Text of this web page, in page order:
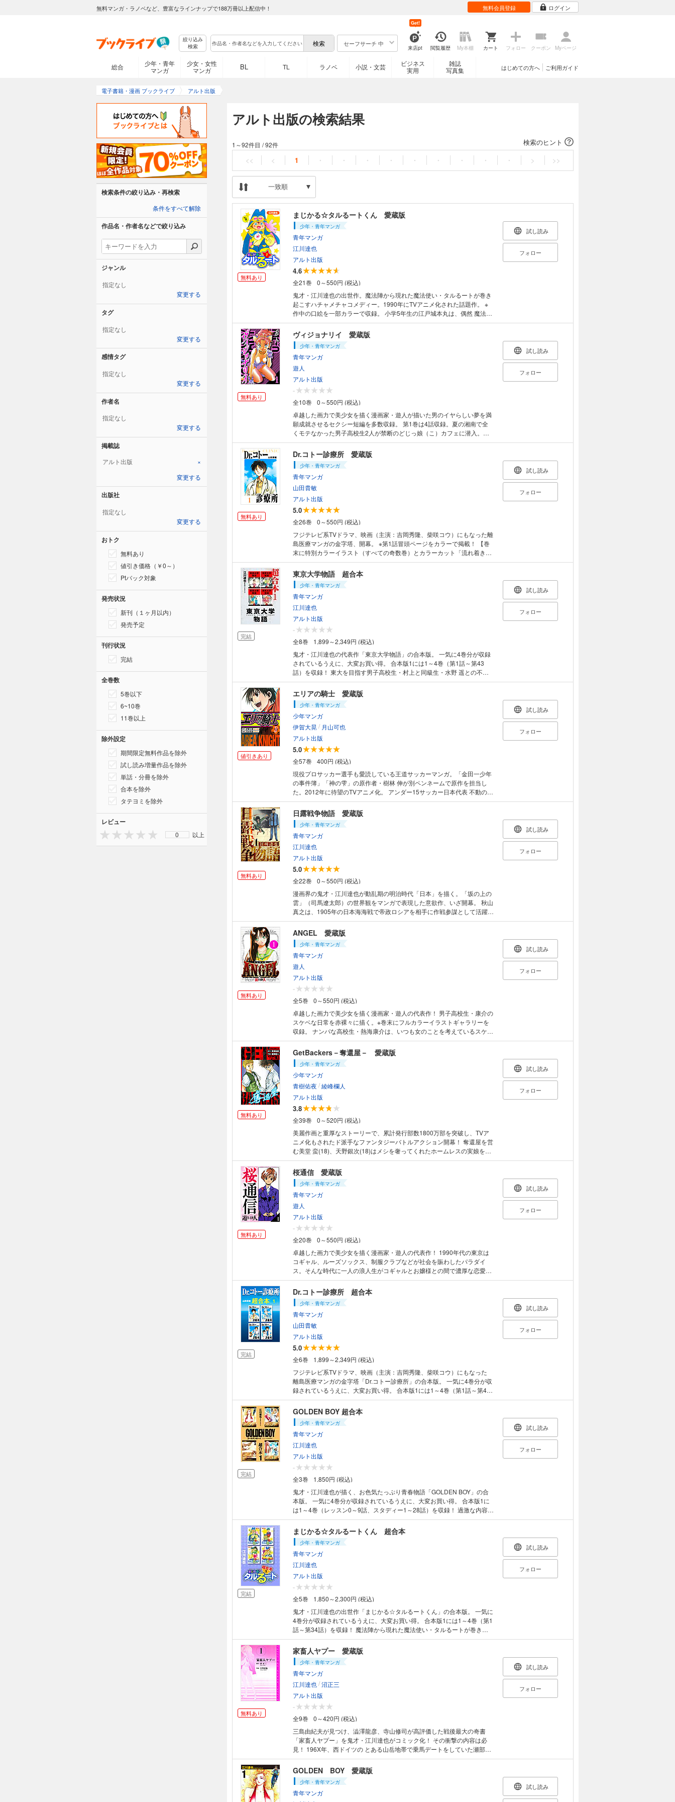
無料マンガ・ラノベなど、豊富なラインナップで188万冊以上配信中！ 無料会員登録 ログイン
絞り込み
検索
セーフサーチ 中
来店pt
Get!
閲覧履歴 My本棚 カート フォロー クーポン Myページ
総合
少年・青年
マンガ
少女・女性
マンガ
BL TL ラノベ 小説・文芸
ビジネス
実用
雑誌
写真集
ご利用ガイド
はじめての方へ
電子書籍・漫画 ブックライブ アルト出版
アルト出版の検索結果
検索のヒント
1～92件目 /92件
<< < 1 ・ ・ ・ ・ ・ ・ ・ ・ ・ > >>
一致順
無料あり
まじかる☆タルるートくん 愛蔵版
少年・青年マンガ
青年マンガ
江川達也
アルト出版
4.6
全21巻
0～550円 (税込)
鬼才・江川達也の出世作。魔法陣から現れた魔法使い・タルるートが巻き
起こすハチャメチャコメディー。1990年にTVアニメ化された話題作。 ※
作中の口絵を一部カラーで収録。 小学5年生の江戸城本丸は、偶然 魔法陣
から魔法使い・タルるートを召喚してしまう。だが、タルるートの魔法は
中途半端なモノばかりで、制御不能になることが多い。初回も、物に魂を
吹き込む「まじっくん」で怪獣に意思を持たせ、危うく殺されかけてしま
う。果たして、本丸は有意義な小学生ライフを送ることができるのか？ ※
巻頭に小学2年生時の本丸とタルるートを描く特別読切を収録。 ＜目次＞
第1巻 特別読切 タルるート登場の巻 第1話 大魔法使いがやってきた！
の巻 第2話 生命（いのち）の魔法まじっくんの巻 第3話 ひとりぼっち
第6話 ままのおっぱいの巻 第7話 いいことするときもちいい!?の巻 タ
ルるートくん制作秘話 初出：週刊少年ジャンプ（集英社）1988～1989年
試し読み
フォロー
無料あり
ヴィジョナリイ 愛蔵版
少年・青年マンガ
青年マンガ
遊人
アルト出版
-
全10巻
0～550円 (税込)
卓越した画力で美少女を描く漫画家・遊人が描いた男のイヤらしい夢を満
願成就させるセクシー短編を多数収録。 第1巻は4話収録。夏の湘南で全
くモテなかった男子高校生2人が禁断のどじっ娘（こ）カフェに潜入。女
子高生やブルマ少女に癒してもらえる…かも!? ※その他、遊人の初期短編5
本も併録。 ＜目次＞第1巻 抜かずの1発 どじっ娘（こ）カフェ 抜かずの
2発 マラマラエイリアン 抜かずの3発 三匹のコギャル 抜かずの4発 わ
れなべにとじぶた 異色ショート 再会（ツァイ チェン） ホラー傑作ショ
ート 冷たいのがお好き 熱き青春ストーリー ぶちこみ完二 スペルマ
ン TARGET１ 赤川理恵 本格感動ドラマ エックス 原版：シュベール
出版 1994年7/9発売
試し読み
フォロー
無料あり
Dr.コトー診療所 愛蔵版
少年・青年マンガ
青年マンガ
山田貴敏
アルト出版
5.0
全26巻
0～550円 (税込)
フジテレビ系TVドラマ、映画（主演：吉岡秀隆、柴咲コウ）にもなった離
島医療マンガの金字塔、開幕。 ※第1話冒頭ページをカラーで掲載！ 【巻
末に特別カラーイラスト（すべての奇数巻）とカラーカット「流れ着きし
モノ」（全巻）も収録】 東京の有名大学病院に勤務していた優秀な外科
医・五島健助（通称・Dr.コトー）は、医療ミスの責任を取って、無医村状
態にある離島・古志木島にやってきた。そこの診療所では、医療設備が乏
しく、本格的な治療や手術はできず、船で6時間かけて本土の病院に送る
ことしかできなかった。そんな時、村の少年が急性の虫垂炎（盲腸）にか
かってしまった！ はたして、コトーはそのまま何もせず本土に輸送するの
か？ それとも…。 ＜目次＞第1巻 KARTE.1「Dr.コトー、島に着く。」
業する。」 KARTE.4「Dr.コトー、土下座する。」 KARTE.5「Dr.コトー、
腕をふるう。」 KARTE.6「Dr.コトー、モテる。」 KARTE.7「Dr.コトー、
仕切る。」 KARTE.8「Dr.コトー、ダレまくる。」 KARTE.9「Dr.コトー、
早トチる。」 KARTE.10「Dr.コトー、決断する。」 初出：週刊ヤングサ
ンデー（小学館）2000年29～39号
試し読み
フォロー
完結
東京大学物語 超合本
少年・青年マンガ
青年マンガ
江川達也
アルト出版
-
全8巻
1,899～2,349円 (税込)
鬼才・江川達也の代表作「東京大学物語」の合本版。 一気に4巻分が収録
されているうえに、大変お買い得。 合本版1には1～4巻（第1話～第43
話）を収録！ 東大を目指す男子高校生・村上と同級生・水野 遥との不器
用な恋愛ストーリー。 1994年テレビ朝日系にてドラマ化（主演：稲垣吾
郎、瀬戸朝香）。 ※作中の口絵を一部カラーで収録。 函館向陽高校3年の
村上直樹は、学年一の秀才。 東大入学を目指しているが、ある時、テニス
をしている同級生・水野 遥を見た瞬間、恋に落ちた。 だが、村上の親
友・佐野も遥を狙っていたのだ。 果たして、付き合うのはどっちだ！
試し読み
フォロー
値引きあり
エリアの騎士 愛蔵版
少年・青年マンガ
少年マンガ
伊賀大晃 / 月山可也
アルト出版
5.0
全57巻
400円 (税込)
現役プロサッカー選手も愛読している王道サッカーマンガ。「金田一少年
の事件簿」「神の雫」の原作者・樹林 伸が別ペンネームで原作を担当し
た。2012年に待望のTVアニメ化。 アンダー15サッカー日本代表 不動の
10番、逢沢 傑（すぐる）を兄に持つ1歳年下の弟・駆（かける）は影に隠
れて目立たない存在だった。鎌倉学館中学校2年の駆はサッカー部にこそ
在籍しているが精神的に弱く、選手を辞めマネージャーに専念中。だが、
本当は実力があると確信している主将で兄の傑はベンチ入りを賭けた紅白
試合に敢えてマネージャーの傑をワントップのフォワードで起用するのだ
った。この采配はどう出るか…!? ＜目次＞第1巻 ＃1 兄弟 ＃2 見えない
パスルート ＃3 本気のパス 初出：「週刊少年マガジン」（講談社）
2006年21・22合併号～24号掲載 原書：2006年8/17講談社発行
試し読み
フォロー
無料あり
日露戦争物語 愛蔵版
少年・青年マンガ
青年マンガ
江川達也
アルト出版
5.0
全22巻
0～550円 (税込)
漫画界の鬼才・江川達也が動乱期の明治時代「日本」を描く。「坂の上の
雲」（司馬遼太郎）の世界観をマンガで表現した意欲作、いざ開幕。 秋山
真之は、1905年の日本海海戦で帝政ロシアを相手に作戦参謀として活躍し
た名軍人である。だが、その幼少時代は赤貧にあえいでいた。父が愛媛の
侍であったが明治になり失業。事業もうまくいかずに家計は火の車であっ
た。真之も近所の商人の子弟にいじめられる毎日が続く…。 第一號「サム
ライノ子」 第二號「急ガバ廻レ」 第三號「負ケン気」 第四號「石 垣」
第五號「不思議少年ノボル」第六號「刀ノ時代」 第七號「攘 夷」 第八
號「兄 上」 第九號「ボッチャマ」 第十號「初 戀（はつこひ）」 初
出：「週刊ビッグコミックスピリッツ」（小学館）2001年21・22合併号
試し読み
フォロー
無料あり
ANGEL 愛蔵版
少年・青年マンガ
青年マンガ
遊人
アルト出版
-
全5巻
0～550円 (税込)
卓越した画力で美少女を描く漫画家・遊人の代表作！ 男子高校生・康介の
スケベな日常を赤裸々に描く。※巻末にフルカラーイラストギャラリーを
収録。 ナンパな高校生・熱海康介は、いつも女のことを考えているスケベ
男だった。そこに幼馴染の女子高生・姫乃樹（ひめのぎ）静香が転校して
きた。彼女は12年ぶりに会う康介が好きで再会を楽しみにしている。だ
が、その康介は色欲に染まったただのスケベだった。果たして、この二人
の出会いはどう進むのか…!? ＜目次＞第1巻 VOL.1 再会 VOL.2 誓い
VOL.3 総長（スケバン）の条件 VOL.4 抗争（1） VOL.5 抗争（2）
VOL.6 抗争（3） VOL.7 抗争（4） VOL.8 総長（スケバン）現わる
VOL.9 康介（こうすけ）の逆襲 VOL.10 静香（しずか）vs総長（スケ
バン） VOL.11 体育教師っていいな 初出：「週刊ヤングサンデー」（小
学館）
試し読み
フォロー
無料あり
GetBackers－奪還屋－ 愛蔵版
少年・青年マンガ
少年マンガ
青樹佑夜/綾峰欄人
アルト出版
3.8
全39巻
0～520円 (税込)
美麗作画と重厚なストーリーで、累計発行部数1800万部を突破し、TVア
ニメ化もされたド派手なファンタジーバトルアクション開幕！ 奪還屋を営
む美堂 蛮(18)、天野銀次(18)はメシを奢ってくれたホームレスの実娘を奪
還するためにヤクザの豪邸に忍び込む。特殊能力（蛮は1分間幻を見させ
る邪眼、銀次は電撃）を駆使し娘を探すが、ヤクザと全面対決することに
なり、絶体絶命のピンチに…!? ＜目次＞第1巻 ACT.1 奪還屋（ゲットバ
ッカーズ）登場！（1） ACT.1 奪還屋（ゲットバッカーズ）登場！（2）
ACT.1 奪還屋（ゲットバッカーズ）登場！（3）完 ACT.2 誓いの瞬間
（とき）を奪り還せ！（1） ACT.2 誓いの瞬間（とき）を奪り還せ！
（2） 初出：「週刊少年マガジン」（講談社）1999年17～21号掲載 原
試し読み
フォロー
無料あり
桜通信 愛蔵版
少年・青年マンガ
青年マンガ
遊人
アルト出版
-
全20巻
0～550円 (税込)
卓越した画力で美少女を描く漫画家・遊人の代表作！ 1990年代の東京は
コギャル、ルーズソックス、制服クラブなどが社会を賑わしたパラダイ
ス。そんな時代に一人の浪人生がコギャルとお嬢様との間で濃厚な恋愛劇
を繰り広げる。 静岡県伊豆の高校3年生・因幡冬馬は、東京での楽しい大
学生活を夢見て、東京の大学ばかり受験した。が、あえなく撃沈。受験し
た全大学に落ちた冬馬は東京で予備校生活に始める。だが、慶應大学受験
時に偶然出会ったお嬢様・四葉美咲子（みえこ）に「ボクも慶應生です」
とウソをつき、アプローチするのだった。このウソ 大丈夫？ ＜目次＞第1
巻 第1話 サクセスストーリーの始まり!? 第2話 キミがあんなことをし
た理由 第3話 運命の分かれ道 第4話 新歓コンパ 第5話 初体験 第6話
帰れない二人 第7話 傷心 第8話 約束 第9話 私はあなたの… 第10話
メッセージ13 初出：「週刊ヤングサンデー」（小学館）
試し読み
フォロー
完結
Dr.コトー診療所 超合本
少年・青年マンガ
青年マンガ
山田貴敏
アルト出版
5.0
全6巻
1,899～2,349円 (税込)
フジテレビ系TVドラマ、映画（主演：吉岡秀隆、柴咲コウ）にもなった
離島医療マンガの金字塔「Dr.コトー診療所」の合本版。 一気に4巻分が収
録されているうえに、大変お買い得。 合本版1には1～4巻（第1話～第44
話）を収録！ ※巻末に特別カラーイラスト（すべての奇数巻）とカラーカ
ット「流れ着きしモノ」（全巻収）も収録！ 東京の有名大学病院に勤務し
ていた優秀な外科医・五島健助（通称・Dr.コトー）は、 医療ミスの責任
を取って、無医村状態にある離島・古志木島にやってきた。 そこの診療所
では、医療設備が乏しく、本格的な治療や手術はできず、 船で6時間かけ
て本土の病院に送ることしかできなかった。 そんな時、村の少年が急性の
虫垂炎（盲腸）にかかってしまった！ はたして、コトーはそのまま何もせ
試し読み
フォロー
完結
GOLDEN BOY 超合本
少年・青年マンガ
青年マンガ
江川達也
アルト出版
-
全3巻
1,850円 (税込)
鬼才・江川達也が描く、お色気たっぷり青春物語「GOLDEN BOY」の合
本版。 一気に4巻分が収録されているうえに、大変お買い得。 合本版1に
は1～4巻（レッスン0～9話、スタディー1～28話）を収録！ 過激な内容の
ボーイ・ミーツ・ガールストーリー。 セクシーな描写が多く男性にオスス
メ。 ※作中の口絵を一部カラーで収録。 大江錦太郎(25)は、さすらいのフ
リーター。 だが、その実態は日本最難関の東大法学部の全過程を修得し、
いる意味を見出せなくなったため、自主退学した異端児であった。 愛車
（自転車）に乗って、全国を巡っている錦太郎は、 とあるコンピューター
ソフトメーカーでアルバイトをすることになる。 だが、そこで不注意なミ
スから重要なプログラムを消してしまった。 女王様のようなこわもてでセ
試し読み
フォロー
完結
まじかる☆タルるートくん 超合本
少年・青年マンガ
青年マンガ
江川達也
アルト出版
-
全5巻
1,850～2,300円 (税込)
鬼才・江川達也の出世作「まじかる☆タルるートくん」の合本版。 一気に
4巻分が収録されているうえに、大変お買い得。 合本版1には1～4巻（第1
話～第34話）を収録！ 魔法陣から現れた魔法使い・タルるートが巻き起
こすハチャメチャコメディー。 1990年にTVアニメ化された。 ※作中の口
絵を一部カラーで収録。 小学5年生の江戸城本丸は、偶然 魔法陣から魔法
使い・タルるートを召喚してしまう。 だが、タルるートの魔法は中途半端
なモノばかりで、制御不能になることが多い。 初回も、物に魂を吹き込む
「まじっくん」で怪獣に意思を持たせ、 危うく殺されかけてしまう。 果
たして、本丸は有意義な小学生ライフを送ることができるのか？ ※巻頭に
小学2年生時の本丸とタルるートを描く特別読切を収録。
試し読み
フォロー
無料あり
家畜人ヤプー 愛蔵版
少年・青年マンガ
青年マンガ
江川達也/沼正三
アルト出版
-
全9巻
0～420円 (税込)
三島由紀夫が見つけ、澁澤龍彦、寺山修司が高評価した戦後最大の奇書
「家畜人ヤプー」を鬼才・江川達也がコミック化！ その衝撃の内容は必
見！ 196X年、西ドイツの とある山岳地帯で乗馬デートをしていた瀬部麟
太郎とその婚約者・クララ・フォン・コトヴィッツ嬢は、UFOが墜落する
のを目撃した。そして、その墜落したUFOの内部に侵入してみると、そこ
には絶世の美女が倒れているのだった。名をボーリーン。果たして、この
女性の正体は一体…!? ＜目次＞第1巻 第一章「発端」第一話、第二話第二
章「円盤艇の中で」第一～四話 第三章「驚くべき真相」第一話 あとが
試し読み
フォロー
GOLDEN BOY 愛蔵版
少年・青年マンガ
青年マンガ
試し読み
検索条件の絞り込み・再検索
条件をすべて解除
作品名・作者名などで絞り込み
ジャンル
指定なし
変更する
タグ
指定なし
変更する
感情タグ
指定なし
変更する
作者名
指定なし
変更する
掲載誌
アルト出版 ×
変更する
出版社
指定なし
変更する
おトク
無料あり
値引き価格（￥0～）
Ptバック対象
発売状況
新刊（１ヶ月以内）
発売予定
刊行状況
完結
全巻数
5巻以下
6~10巻
11巻以上
除外設定
期間限定無料作品を除外
試し読み増量作品を除外
単話・分冊を除外
合本を除外
タテヨミを除外
レビュー
0 以上